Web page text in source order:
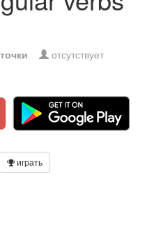
отсутствует
играть